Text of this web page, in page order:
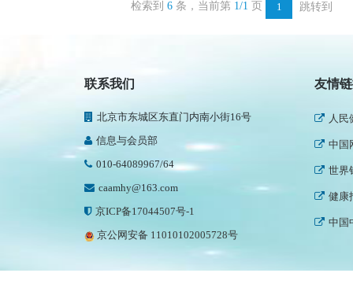
检索到 6条，当前第 1/1 页 1 跳转到
联系我们
北京市东城区东直门内南小街16号
信息与会员部
010-64089967/64
caamhy@163.com
京ICP备17044507号-1
京公网安备 11010102005728号
友情
人民
中国
世界
健康
中国
国家